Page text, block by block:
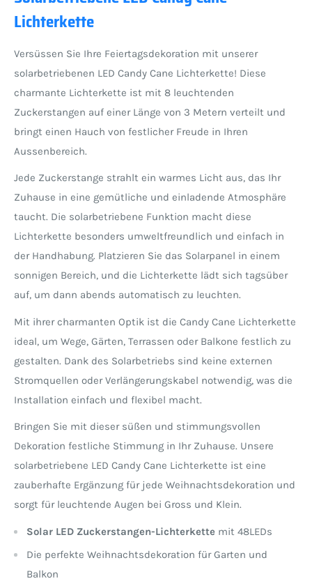
Lichterkette
Versüssen Sie Ihre Feiertagsdekoration mit unserer
solarbetriebenen LED Candy Cane Lichterkette! Diese
charmante Lichterkette ist mit 8 leuchtenden
Zuckerstangen auf einer Länge von 3 Metern verteilt und
bringt einen Hauch von festlicher Freude in Ihren
Aussenbereich.
Jede Zuckerstange strahlt ein warmes Licht aus, das Ihr
Zuhause in eine gemütliche und einladende Atmosphäre
taucht. Die solarbetriebene Funktion macht diese
Lichterkette besonders umweltfreundlich und einfach in
der Handhabung. Platzieren Sie das Solarpanel in einem
sonnigen Bereich, und die Lichterkette lädt sich tagsüber
auf, um dann abends automatisch zu leuchten.
Mit ihrer charmanten Optik ist die Candy Cane Lichterkette
ideal, um Wege, Gärten, Terrassen oder Balkone festlich zu
gestalten. Dank des Solarbetriebs sind keine externen
Stromquellen oder Verlängerungskabel notwendig, was die
Installation einfach und flexibel macht.
Bringen Sie mit dieser süßen und stimmungsvollen
Dekoration festliche Stimmung in Ihr Zuhause. Unsere
solarbetriebene LED Candy Cane Lichterkette ist eine
zauberhafte Ergänzung für jede Weihnachtsdekoration und
sorgt für leuchtende Augen bei Gross und Klein.
Solar LED Zuckerstangen-Lichterkette mit 48LEDs
Die perfekte Weihnachtsdekoration für Garten und
Balkon